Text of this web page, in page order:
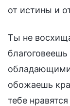
от истины и
Ты не
обожаешь
тебе